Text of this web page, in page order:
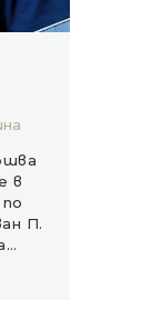
в
П.